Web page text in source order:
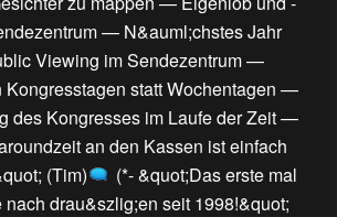
— N&auml;chstes Jahr
Viewing im Sendezentrum—
statt Wochentagen —
des Kongresses im Laufe der Zeit—
an den Kassen ist einfach
(Tim)
(*- &quot;Das erste mal
drau&szlig;en seit 1998!&quot;